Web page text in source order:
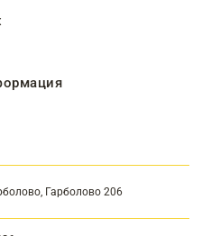
Гарболово 206